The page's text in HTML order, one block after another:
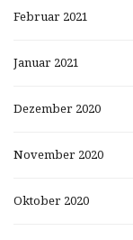
Februar 2021
Januar 2021
Dezember 2020
November 2020
Oktober 2020